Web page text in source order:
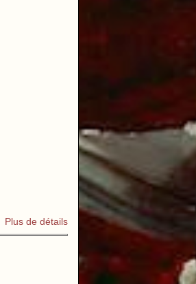
Plus de détails